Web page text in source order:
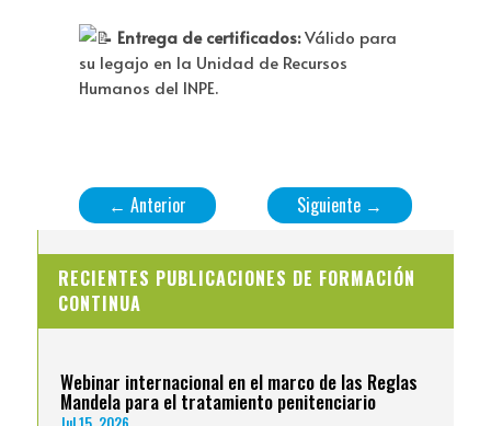
Entrega de certificados:Válido para
su legajo en la Unidad de Recursos
Humanos del INPE.
← Anterior Siguiente →
RECIENTES PUBLICACIONES DE FORMACIÓN
CONTINUA
Webinar internacional en el marco de las Reglas
Mandela para el tratamiento penitenciario